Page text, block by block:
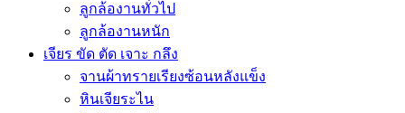
ลูกล้องานทั่วไป
ลูกล้องานหนัก
เจียร ขัด ตัด เจาะ กลึง
จานผ้าทรายเรียงซ้อนหลังแข็ง
หินเจียระไน